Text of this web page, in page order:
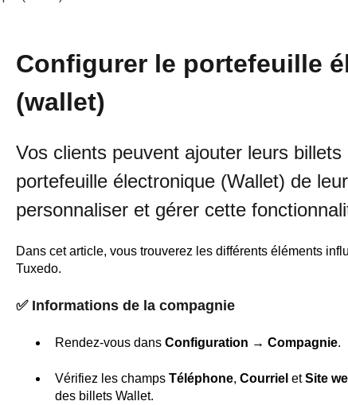
Configurer le portefeuille
(wallet)
Vos clients peuvent ajouter leurs
portefeuille électronique (Wallet) de
personnaliser et gérer cette
Dans cet article, vous trouverez les différents éléments
Tuxedo.
✅ Informations de la compagnie
Rendez-vous dans Configuration → Compagnie.
Vérifiez les champs Téléphone, Courriel etSite
des billets Wallet.